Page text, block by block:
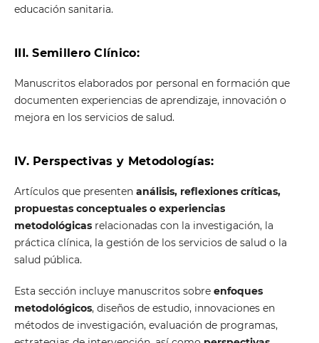
educación sanitaria.
III. Semillero Clínico:
Manuscritos elaborados por personal en formación que
documenten experiencias de aprendizaje, innovación o
mejora en los servicios de salud.
IV. Perspectivas y Metodologías:
Artículos que presenten análisis, reflexiones críticas,
propuestas conceptuales o experiencias
metodológicasrelacionadas con la investigación, la
práctica clínica, la gestión de los servicios de salud o la
salud pública.
Esta sección incluye manuscritos sobre enfoques
metodológicos, diseños de estudio, innovaciones en
métodos de investigación, evaluación de programas,